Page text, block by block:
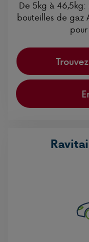
De 5kg à
bouteilles de gaz